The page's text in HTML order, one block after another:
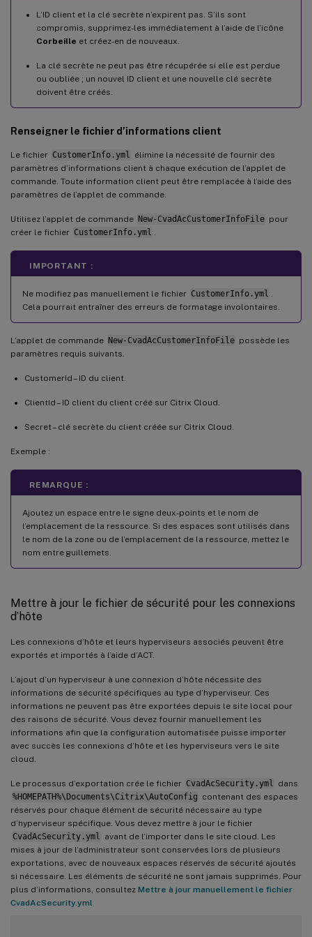
L’ID client et la clé secrète n’expirent pas. S’ils sont
compromis, supprimez-les immédiatement à l’aide de l’icône
Corbeille et créez-en de nouveaux.
La clé secrète ne peut pas être récupérée si elle est perdue
ou oubliée ; un nouvel ID client et une nouvelle clé secrète
doivent être créés.
Renseigner le fichier d’informations client
Le fichier CustomerInfo.yml élimine la nécessité de fournir des
paramètres d’informations client à chaque exécution de l’applet de
commande. Toute information client peut être remplacée à l’aide des
paramètres de l’applet de commande.
Utilisez l’applet de commande New-CvadAcCustomerInfoFile pour
créer le fichier CustomerInfo.yml .
IMPORTANT :
Ne modifiez pas manuellement le fichier CustomerInfo.yml .
Cela pourrait entraîner des erreurs de formatage involontaires.
L’applet de commande New-CvadAcCustomerInfoFile possède les
paramètres requis suivants.
CustomerId – ID du client.
ClientId – ID client du client créé sur Citrix Cloud.
Secret – clé secrète du client créée sur Citrix Cloud.
Exemple :
REMARQUE :
Ajoutez un espace entre le signe deux-points et le nom de
l’emplacement de la ressource. Si des espaces sont utilisés dans
le nom de la zone ou de l’emplacement de la ressource, mettez le
nom entre guillemets.
Mettre à jour le fichier de sécurité pour les connexions
d’hôte
Les connexions d’hôte et leurs hyperviseurs associés peuvent être
exportés et importés à l’aide d’ACT.
L’ajout d’un hyperviseur à une connexion d’hôte nécessite des
informations de sécurité spécifiques au type d’hyperviseur. Ces
informations ne peuvent pas être exportées depuis le site local pour
des raisons de sécurité. Vous devez fournir manuellement les
informations afin que la configuration automatisée puisse importer
avec succès les connexions d’hôte et les hyperviseurs vers le site
cloud.
Le processus d’exportation crée le fichier CvadAcSecurity.yml dans
%HOMEPATH%\Documents\Citrix\AutoConfig contenant des espaces
réservés pour chaque élément de sécurité nécessaire au type
d’hyperviseur spécifique. Vous devez mettre à jour le fichier
CvadAcSecurity.yml avant de l’importer dans le site cloud. Les
mises à jour de l’administrateur sont conservées lors de plusieurs
exportations, avec de nouveaux espaces réservés de sécurité ajoutés
si nécessaire. Les éléments de sécurité ne sont jamais supprimés. Pour
plus d’informations, consultez Mettre à jour manuellement le fichier
CvadAcSecurity.yml